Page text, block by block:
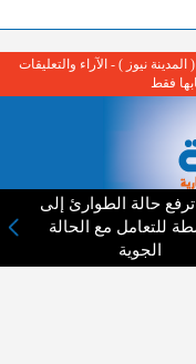
ترفع حالة الطوارئ إلى
للتعامل مع الحالة
الجوية
نيوز ) - الآراء والتعليقات
فقط
لشركة قنوات البث